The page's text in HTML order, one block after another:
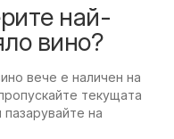
най-
вино?
вече е наличен на
текущата
на